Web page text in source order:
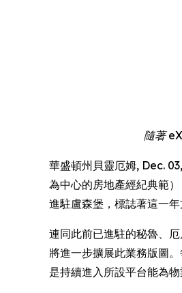
隨著
華盛頓州貝靈厄姆, Dec.
為中心的房地產經紀典範
進駐盧森堡，標誌著這一
連同此前已進駐的秘魯、
將進一步擴展此業務版圖
是持續進入所設平台能為